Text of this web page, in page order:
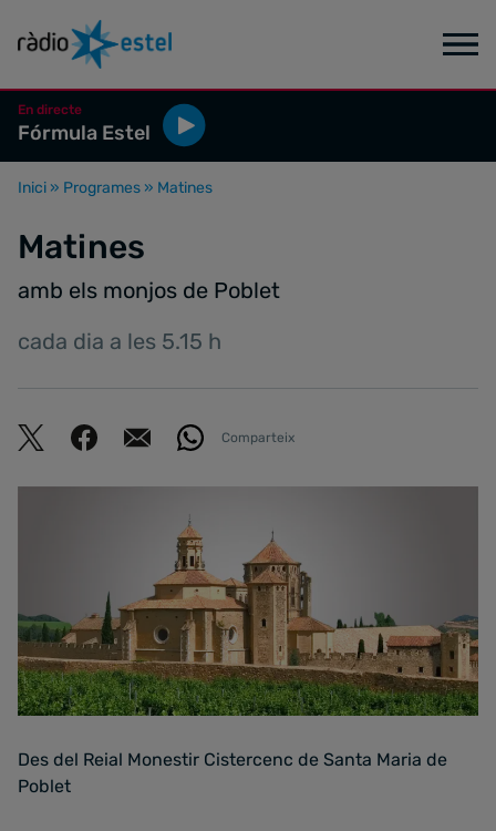
En directe
Fórmula Estel
Inici » Programes » Matines
Matines
amb els monjos de Poblet
cada dia a les 5.15 h
Comparteix
Des del Reial Monestir Cistercenc de Santa Maria de
Poblet